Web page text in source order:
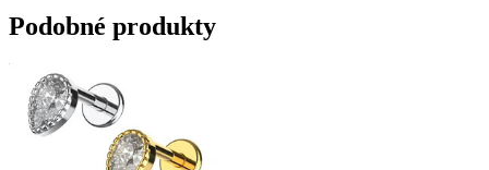
Podobné produkty